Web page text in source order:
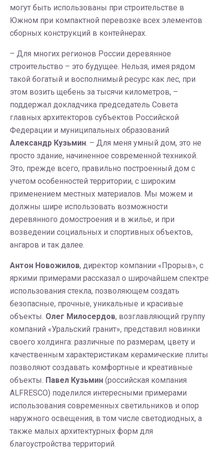
могут быть использованы при строительстве в
Южном при компактной перевозке всех элементов
сборных конструкций в контейнерах.
– Для многих регионов России деревянное
строительство – это будущее. Нельзя, имея рядом
такой богатый и восполнимый ресурс как лес, при
этом возить щебень за тысячи километров, –
поддержал докладчика председатель Совета
главных архитекторов субъектов Российской
Федерации и муниципальных образований
Александр Кузьмин. – Для меня умный дом, это не
просто здание, начиненное современной техникой.
Это, прежде всего, правильно построенный дом с
учетом особенностей территории, с широким
применением местных материалов. Мы можем и
должны шире использовать возможности
деревянного домостроения и в жилье, и при
возведении социальных и спортивных объектов,
ангаров и так далее.
Антон Новожилов, директор компании «Прорыв», с
яркими примерами рассказал о широчайшем спектре
использования стекла, позволяющем создать
безопасные, прочные, уникальные и красивые
объекты. Олег Милосердов, возглавляющий группу
компаний «Уральский гранит», представил новинки
своего холдинга: различные по размерам, цвету и
качественным характеристикам керамические плиты
позволяют создавать комфортные и креативные
объекты. Павел Кузьмин (российская компания
ALFRESCO) поделился интересными примерами
использования современных светильников и опор
наружного освещения, в том числе светодиодных, а
также малых архитектурных форм для
благоустройства территорий.